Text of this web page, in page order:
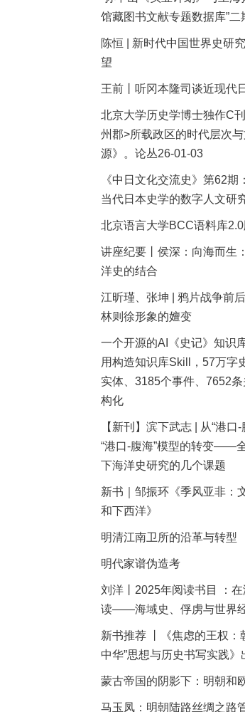
馆藏图书文献专题数据库”二
陈恒 | 新时代中国世界史研
望
王前丨听冈本隆司谈近现代
北京大学历史学博士独作C
州郡>所载政区的时代层次
源》。论丛26-01-03
《中日文化交流史》第62期
当代日本史学的数字人文研
北京语言大学BCC语料库
讲座纪要丨侯深：向海而生
洋史的结合
江昕瑾、张坤 | 鸦片战争前
林则徐形象的嬗变
一个开源的AI《史记》知识
用构造知识库Skill，57万字
实体、3185个事件、7652
构化
【新刊】滨下武志 | 从“港口-
“港口-腹海”模型的转变——
下海洋史研究的几个课题
新书｜邹振环《季风亚非：
和下西洋》
明清江南卫所的沿革与转型
明代家谱伪造考
刘洋丨2025年阅读书目 ：在
读——海域史、俘虏与世界
新书推荐 丨《焦虑的王权：
中华”思想与历史书写实践》
蒙古帝国的阴影下：明朝和
马玉凤：明朝陆路丝绸之路